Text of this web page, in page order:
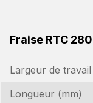
Fraise RTC
Largeur de travail
Longueur (mm)